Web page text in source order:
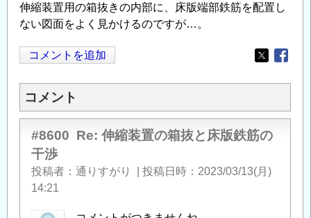
伸縮装置用の箱抜きの内部に、床版端部鉄筋を配置し
ない図面をよく見かけるのですが…。
コメントを追加
Opens in
コメント
#8600 Re: 伸縮装置の箱抜と床版鉄筋の
干渉
投稿者 通りすがり 投稿日時
2023/03/13(月)
14:21